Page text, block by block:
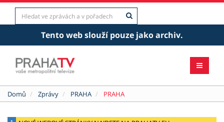
Tento web slouží pouze jako archiv.
Domů Zprávy PRAHA PRAHA